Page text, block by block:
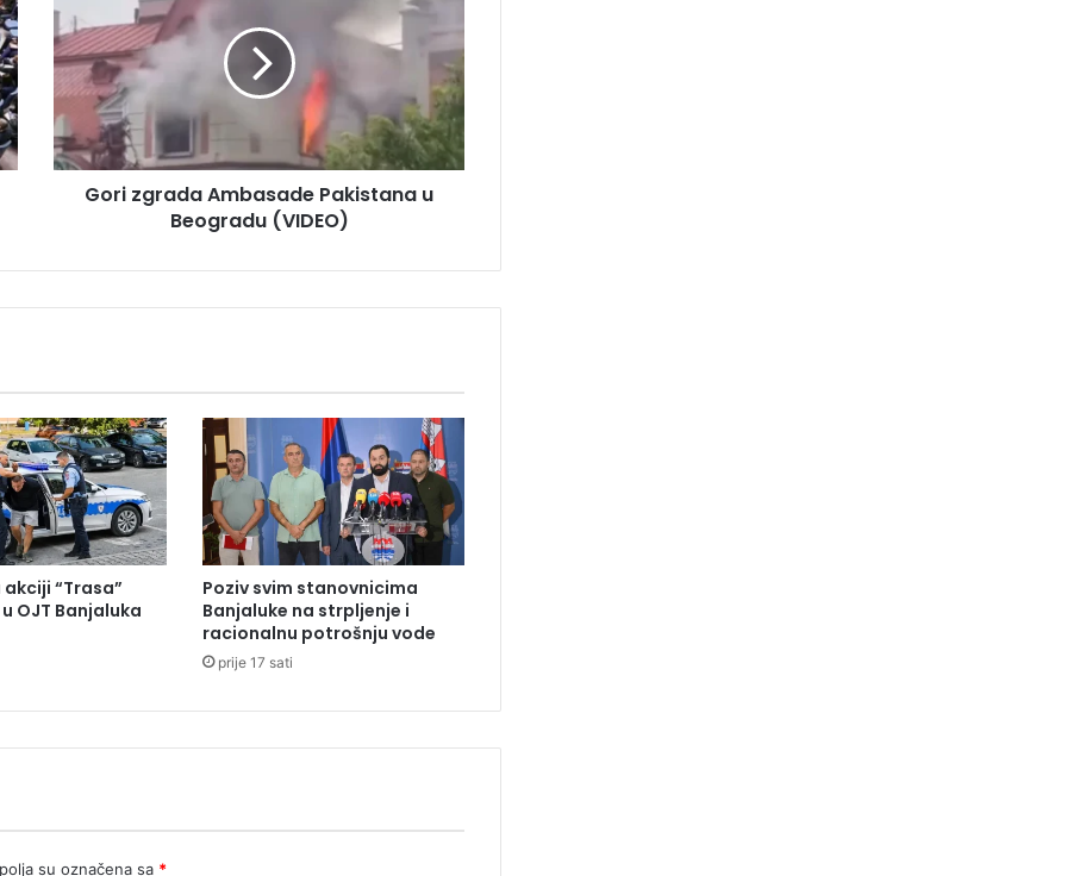
r
i
z
g
r
a
d
b
e
P
a
k
i
s
t
a
n
a
o
(
Gori zgrada Ambasade Pakistana u
Beogradu (VIDEO)
“Trasa”
OJT Banjaluka
Poziv svim stanovnicima
Banjaluke na strpljenje i
racionalnu potrošnju vode
prije 17 sati
su označena sa *